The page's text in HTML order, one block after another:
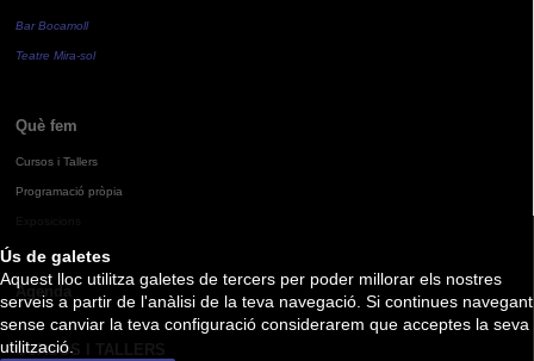
Ús de galetes
Aquest lloc utilitza galetes de tercers per poder millorar els nostres
serveis a partir de l'anàlisi de la teva navegació. Si continues navegant
sense canviar la teva configuració considerarem que acceptes la seva
utilització.
Bar Bocamoll
Teatre Mira-sol
Què fem
Cursos i Tallers
Programació pròpia
Agenda
CURSOS I TALLERS